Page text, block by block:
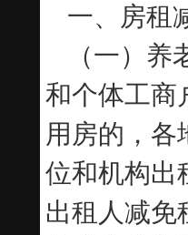
一、房租
（一）
和个体工商
用房的，各
位和机构出
出租人减免